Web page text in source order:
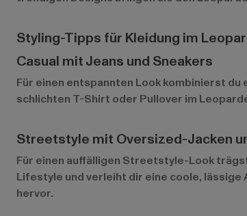
Styling-Tipps für Kleidung im
Casual mit Jeans und Sneakers
Für einen entspannten Look kombinierst
schlichten T-Shirt oder Pullover im
Streetstyle mit Oversized-Jacken
Für einen auffälligen Streetstyle-Look
Lifestyle und verleiht dir eine coole,
hervor.